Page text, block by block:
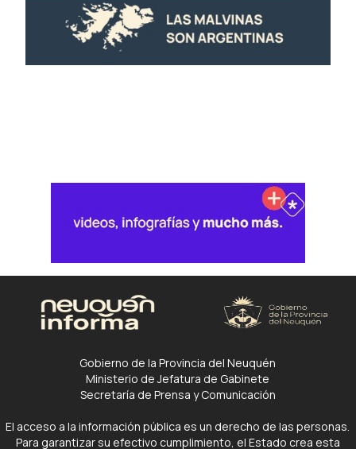
Gobierno de la Provincia del Neuquén
Ministerio de Jefatura de Gabinete
Secretaría de Prensa y Comunicación
El acceso a la información pública es un derecho de las personas.
Para garantizar su efectivo cumplimiento, el Estado crea esta